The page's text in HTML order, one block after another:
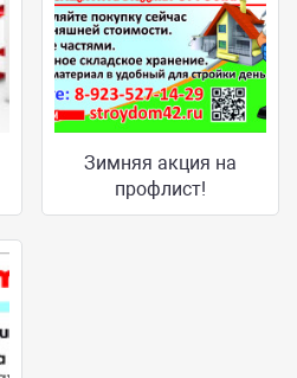
Зимняя акция на
профлист!